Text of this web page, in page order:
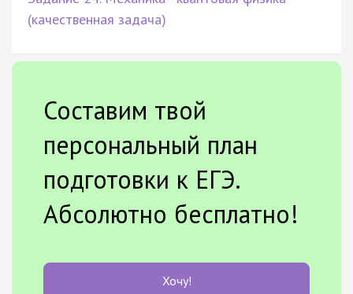
(качественная задача)
Составим твой
персональный план
подготовки к ЕГЭ.
Абсолютно бесплатно!
Хочу!